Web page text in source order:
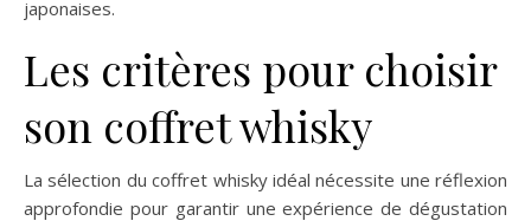
japonaises.
Les critères pour choisir
son coffret whisky
La sélection du coffret whisky idéal nécessite une réflexion
approfondie pour garantir une expérience de dégustation